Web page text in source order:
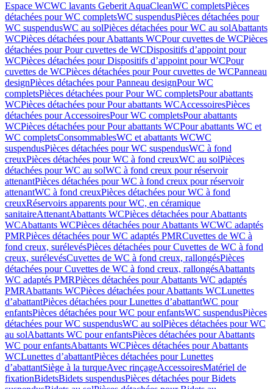
Espace WCWC lavants Geberit AquaCleanWC completsPièces
détachées pour WC completsWC suspendusPièces détachées pour
WC suspendusWC au solPièces détachées pour WC au solAbattants
WCPièces détachées pour Abattants WCPour cuvettes de WCPièces
détachées pour Pour cuvettes de WCDispositifs d’appoint pour
WCPièces détachées pour Dispositifs d’appoint pour WCPour
cuvettes de WCPièces détachées pour Pour cuvettes de WCPanneau
designPièces détachées pour Panneau designPour WC
completsPièces détachées pour Pour WC completsPour abattants
WCPièces détachées pour Pour abattants WCAccessoiresPièces
détachées pour AccessoiresPour WC completsPour abattants
WCPièces détachées pour Pour abattants WCPour abattants WC et
WC completsConsommablesWC et abattants WCWC
suspendusPièces détachées pour WC suspendusWC à fond
creuxPièces détachées pour WC à fond creuxWC au solPièces
détachées pour WC au solWC à fond creux pour réservoir
attenantPièces détachées pour WC à fond creux pour réservoir
attenantWC à fond creuxPièces détachées pour WC à fond
creuxRéservoirs apparents pour WC, en céramique
sanitaireAttenantAbattants WCPièces détachées pour Abattants
WCAbattants WCPièces détachées pour Abattants WCWC adaptés
PMRPièces détachées pour WC adaptés PMRCuvettes de WC à
fond creux, surélevésPièces détachées pour Cuvettes de WC à fond
creux, surélevésCuvettes de WC à fond creux, rallongésPièces
détachées pour Cuvettes de WC à fond creux, rallongésAbattants
WC adaptés PMRPièces détachées pour Abattants WC adaptés
PMRAbattants WCPièces détachées pour Abattants WCLunettes
d’abattantPièces détachées pour Lunettes d’abattantWC pour
enfantsPièces détachées pour WC pour enfantsWC suspendusPièces
détachées pour WC suspendusWC au solPièces détachées pour WC
au solAbattants WC pour enfantsPièces détachées pour Abattants
WC pour enfantsAbattants WCPièces détachées pour Abattants
WCLunettes d’abattantPièces détachées pour Lunettes
d’abattantSiège à la turqueAvec rinçageAccessoiresMatériel de
fixationBidetsBidets suspendusPièces détachées pour Bidets